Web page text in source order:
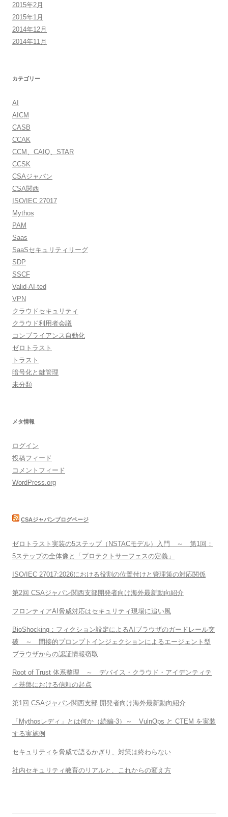
2015年2月
2015年1月
2014年12月
2014年11月
カテゴリー
AI
AICM
CASB
CCAK
CCM、CAIQ、STAR
CCSK
CSAジャパン
CSA関西
ISO/IEC 27017
Mythos
PAM
Saas
SaaSセキュリティリーグ
SDP
SSCF
Valid-AI-ted
VPN
クラウドセキュリティ
クラウド利用者会議
コンプライアンス自動化
ゼロトラスト
トラスト
暗号化と鍵管理
未分類
メタ情報
ログイン
投稿フィード
コメントフィード
WordPress.org
CSAジャパンブログページ
ゼロトラスト実装の5ステップ（NSTACモデル）入門 ～ 第1回：
5ステップの全体像と「プロテクトサーフェスの定義」
ISO/IEC 27017:2026における役割の位置付けと管理策の対応関係
第2回 CSAジャパン関西支部開発者向け海外最新動向紹介
フロンティアAI脅威対応はセキュリティ現場に追い風
BioShocking：フィクション設定によるAIブラウザのガードレール突
破 ～ 間接的プロンプトインジェクションによるエージェント型
ブラウザからの認証情報窃取
Root of Trust 体系整理 ～ デバイス・クラウド・アイデンティテ
ィ基盤における信頼の起点
第1回 CSAジャパン関西支部 開発者向け海外最新動向紹介
「Mythosレディ」とは何か（続編-3）～ VulnOps と CTEM を実装
する実施例
セキュリティを脅威で語るかぎり、対策は終わらない
社内セキュリティ教育のリアルと、これからの変え方